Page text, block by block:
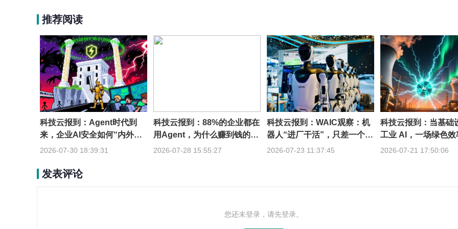
推荐阅读
科技云报到：Agent时代到
来，企业AI安全如何“内外兼
修”？
2026-07-30 18:39:31
科技云报到：88%的企业都在
用Agent，为什么赚到钱的不
到一成？
2026-07-28 15:55:27
科技云报到：WAIC观察：机
器人“进厂干活”，只差一个通
用底座？
2026-07-23 11:37:45
科技云报到：当基础
工业 AI，一场绿色效
轰然开启
2026-07-21 17:50:06
发表评论
您还未登录，请先登录。